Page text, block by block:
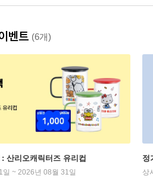
벤트 (6개)
산리오캐릭터즈 유리컵
~ 2026년 08월 31일
정
상